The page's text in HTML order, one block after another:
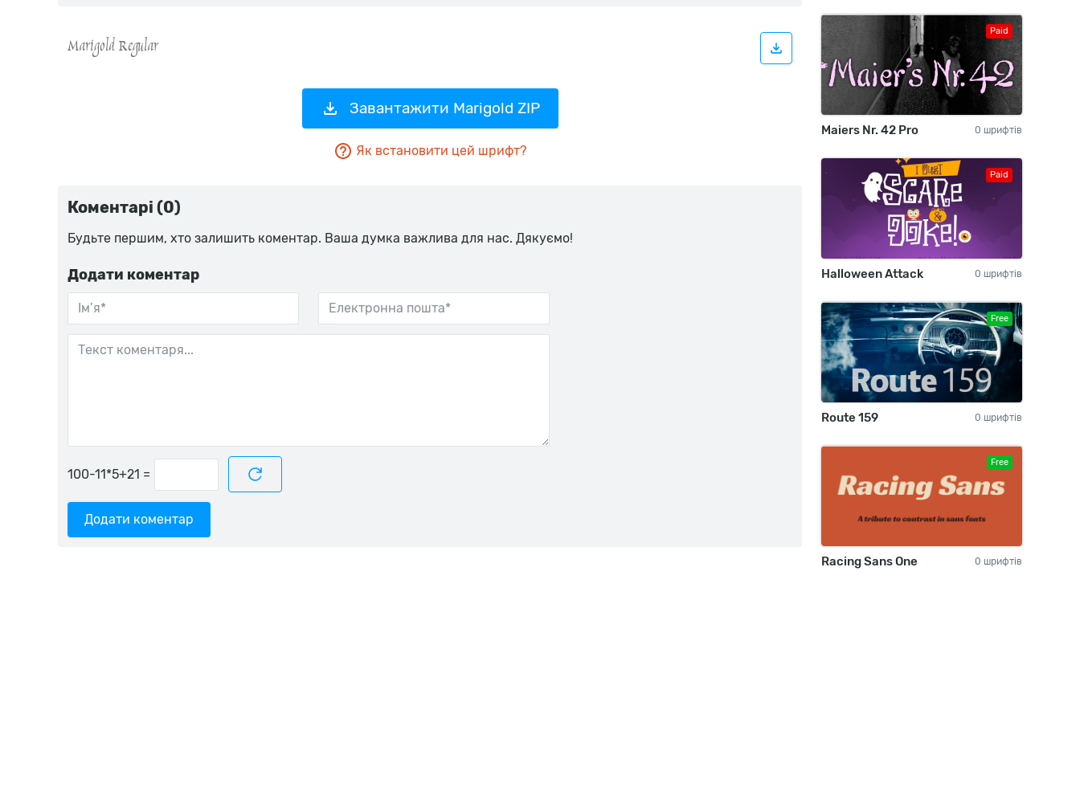
Завантажити Marigold ZIP
Як встановити цей шрифт?
Коментарі (0)
Будьте першим, хто залишить коментар. Ваша думка важлива для нас. Дякуємо!
Додати коментар
=
Додати коментар
Paid
Maiers Nr. 42 Pro 0 шрифтів
Paid
Halloween Attack 0 шрифтів
Free
Route 159 0 шрифтів
Free
Racing Sans One 0 шрифтів